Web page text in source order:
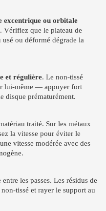
excentrique ou orbitale
Vérifiez que le plateau de
ou déformé dégrade la
et régulière. Le non-tissé
lui-même — appuyer fort
disque prématurément.
traité. Sur les métaux
la vitesse pour éviter le
vitesse modérée avec des
entre les passes. Les résidus de
tissé et rayer le support au